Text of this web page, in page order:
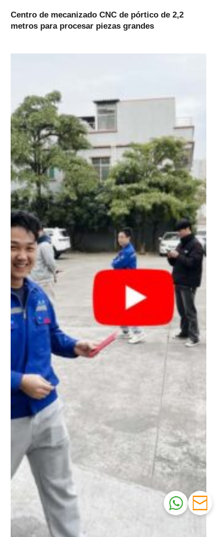
Centro de mecanizado CNC de pórtico de 2,2
metros para procesar piezas grandes